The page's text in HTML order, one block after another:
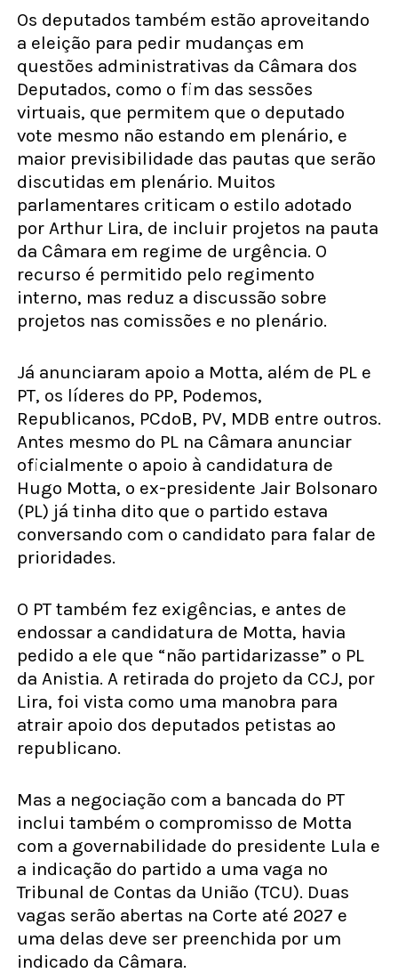
Os deputados também estão aproveitando
a eleição para pedir mudanças em
questões administrativas da Câmara dos
Deputados, como o fim das sessões
virtuais, que permitem que o deputado
vote mesmo não estando em plenário, e
maior previsibilidade das pautas que serão
discutidas em plenário. Muitos
parlamentares criticam o estilo adotado
por Arthur Lira, de incluir projetos na pauta
da Câmara em regime de urgência. O
recurso é permitido pelo regimento
interno, mas reduz a discussão sobre
projetos nas comissões e no plenário.
Já anunciaram apoio a Motta, além de PL e
PT, os líderes do PP, Podemos,
Republicanos, PCdoB, PV, MDB entre outros.
Antes mesmo do PL na Câmara anunciar
oficialmente o apoio à candidatura de
Hugo Motta, o ex-presidente Jair Bolsonaro
(PL) já tinha dito que o partido estava
conversando com o candidato para falar de
prioridades.
O PT também fez exigências, e antes de
endossar a candidatura de Motta, havia
pedido a ele que “não partidarizasse” o PL
da Anistia. A retirada do projeto da CCJ, por
Lira, foi vista como uma manobra para
atrair apoio dos deputados petistas ao
republicano.
Mas a negociação com a bancada do PT
inclui também o compromisso de Motta
com a governabilidade do presidente Lula e
a indicação do partido a uma vaga no
Tribunal de Contas da União (TCU). Duas
vagas serão abertas na Corte até 2027 e
uma delas deve ser preenchida por um
indicado da Câmara.